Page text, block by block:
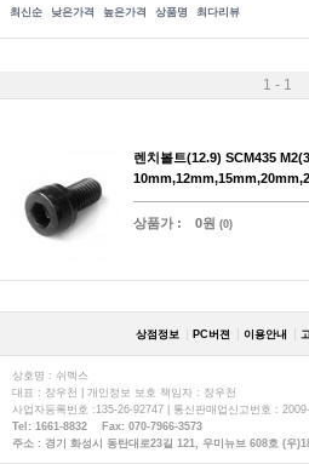
최신순 낮은가격 높은가격 상품명 최다리뷰
1 - 1
렌치볼트(12.9) SCM435
상품가 : 0원 (0)
상점정보 PC버젼 이용안내
상호명 : 쉬멕스
대표 : 장우천 | 개인정보 보호 책임자 : 장우천
사업자등록번호 :135-26-92747 | 통신판매업신고번호 :
Tel: 1661-8832 Fax: 070-7966-3573
주소 : 경기 화성시 동탄대로23길 121, 우미뉴브 608호 (우